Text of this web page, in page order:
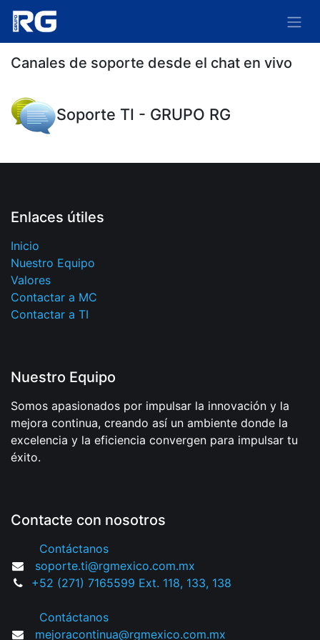
Canales de soporte desde el chat en vivo
Soporte TI - GRUPO RG
Enlaces útiles
Inicio
Nuestro Equipo
Valores
Contactar a MC
Contactar a TI
Nuestro Equipo
Somos apasionados por impulsar la innovación y la
mejora continua, creando así un ambiente donde la
excelencia y la eficiencia convergen para impulsar tu
éxito.
Contacte con nosotros
Contáctanos
soporte.ti@rgmexico.com.mx
+52 (271) 7165599 Ext. 118, 133, 138
Contáctanos
mejoracontinua@rgmexico.com.mx